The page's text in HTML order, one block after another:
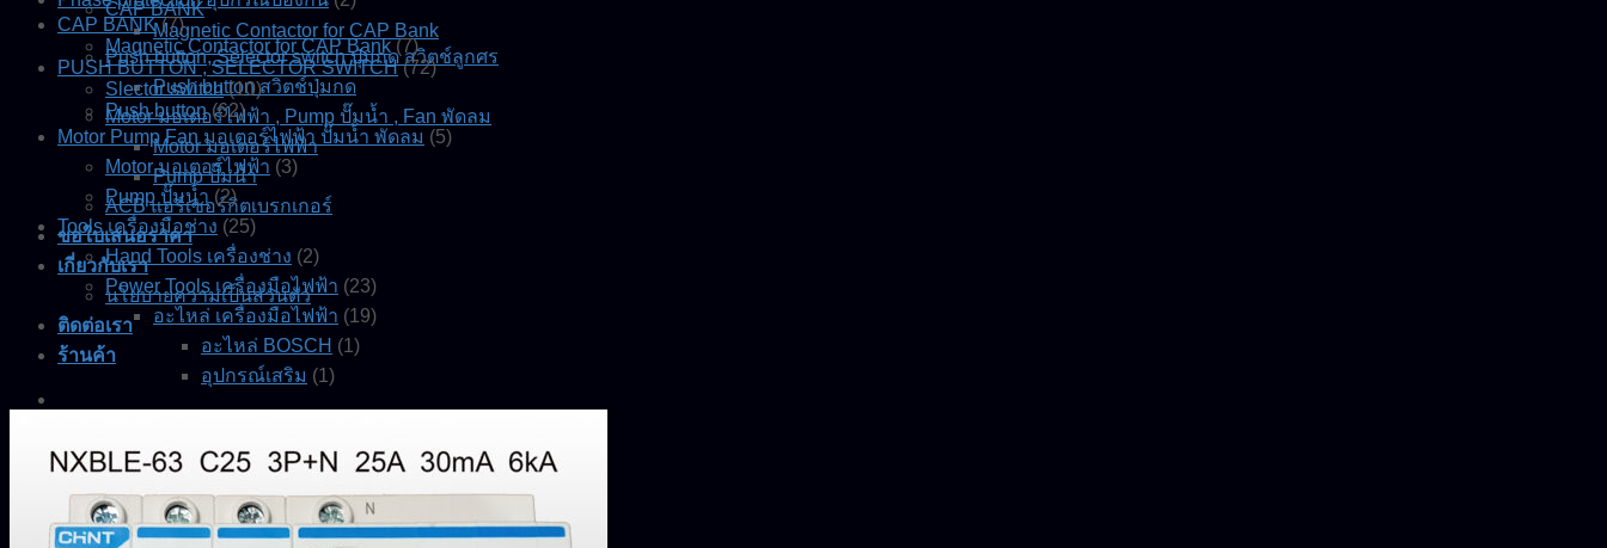
CAP BANK
Magnetic Contactor for CAP Bank
Push button, Selector switch ปุ่มกด สวิตช์ลูกศร
Push button สวิตช์ปุ่มกด
Motor มอเตอร์ไฟฟ้า , Pump ปั๊มน้ำ , Fan พัดลม
Motor มอเตอร์ไฟฟ้า
Pump ปั๊มน้ำ
ACB แอร์เซอร์กิตเบรกเกอร์
ขอใบเสนอราคา
เกี่ยวกับเรา
นโยบายความเป็นส่วนตัว
ติดต่อเรา
ร้านค้า
ค้นหา:
CAP BANK (7)
Magnetic Contactor for CAP Bank (7)
PUSH BUTTON , SELECTOR SWITCH (72)
Slector switch (10)
Push button (62)
Motor Pump Fan มอเตอร์ไฟฟ้า ปั๊มน้ำ พัดลม (5)
Motor มอเตอร์ไฟฟ้า (3)
Pump ปั๊มน้ำ (2)
Tools เครื่องมือช่าง (25)
Hand Tools เครื่องช่าง (2)
Power Tools เครื่องมือไฟฟ้า (23)
อะไหล่ เครื่องมือไฟฟ้า (19)
อะไหล่ BOSCH (1)
อุปกรณ์เสริม (1)